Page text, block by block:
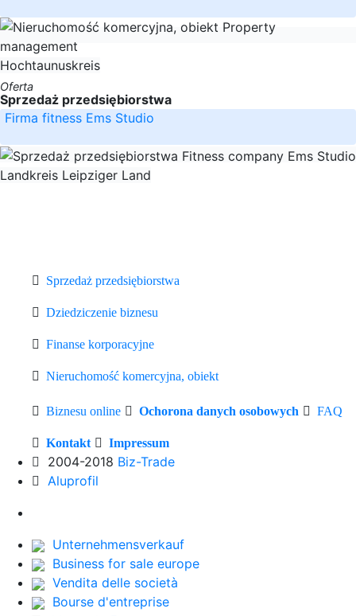
Hochtaunuskreis
Oferta
Sprzedaż przedsiębiorstwa
Firma fitness Ems Studio
Landkreis Leipziger Land
Sprzedaż przedsiębiorstwa
Dziedziczenie biznesu
Finanse korporacyjne
Nieruchomość komercyjna, obiekt
Biznesu online Ochorona danych osobowych FAQ
Kontakt Impressum
2004-2018 Biz-Trade
Aluprofil
Unternehmensverkauf
Business for sale europe
Vendita delle società
Bourse d'entreprise